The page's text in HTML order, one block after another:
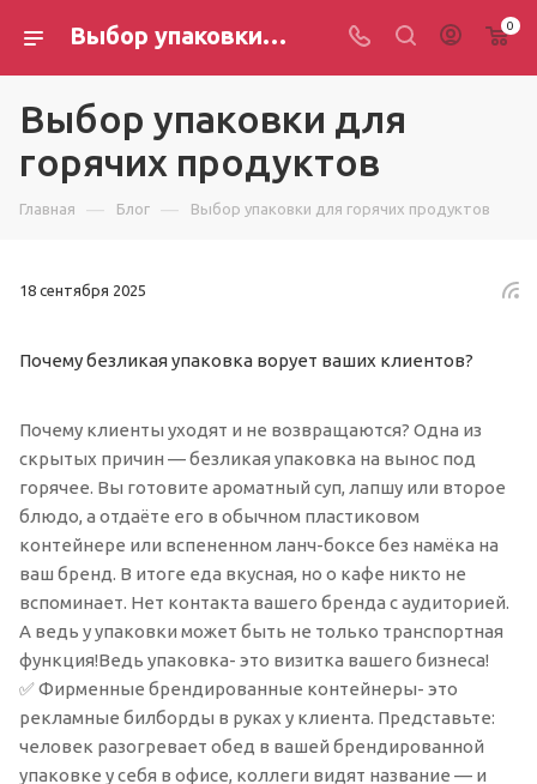
Выбор упаковки для горячих продуктов 0
Выбор упаковки для
горячих продуктов
Главная — Блог — Выбор упаковки для горячих продуктов
18 сентября 2025
Почему безликая упаковка ворует ваших клиентов?
Почему клиенты уходят и не возвращаются? Одна из
скрытых причин — безликая упаковка на вынос под
горячее. Вы готовите ароматный суп, лапшу или второе
блюдо, а отдаёте его в обычном пластиковом
контейнере или вспененном ланч-боксе без намёка на
ваш бренд. В итоге еда вкусная, но о кафе никто не
вспоминает. Нет контакта вашего бренда с аудиторией.
А ведь у упаковки может быть не только транспортная
функция!Ведь упаковка- это визитка вашего бизнеса!
✅ Фирменные брендированные контейнеры- это
рекламные билборды в руках у клиента. Представьте:
человек разогревает обед в вашей брендированной
упаковке у себя в офисе, коллеги видят название — и